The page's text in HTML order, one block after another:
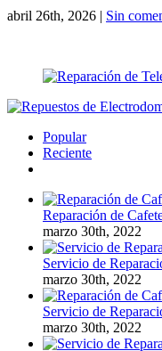
abril 26th, 2026 | Sin
Popular
Reciente
Reparación de
marzo 30th, 2022
Servicio de
marzo 30th, 2022
Servicio de
marzo 30th, 2022